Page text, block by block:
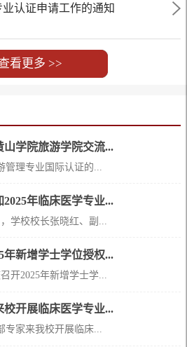
认证申请工作的通知
看更多 >>
山学院旅游学院交流...
管理专业国际认证的...
年临床医学专业...
学校校长张晓红、副...
年新增学士学位授权...
开2025年新增学士学...
校开展临床医学专业...
专家来我校开展临床...